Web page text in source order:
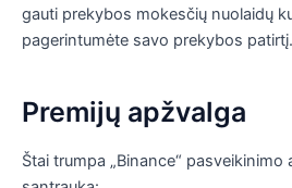
gauti prekybos mokesčių nuolaidų
pagerintumėte savo prekybos patirtį.
Premijų apžvalga
Štai trumpa „Binance“ pasveikinimo